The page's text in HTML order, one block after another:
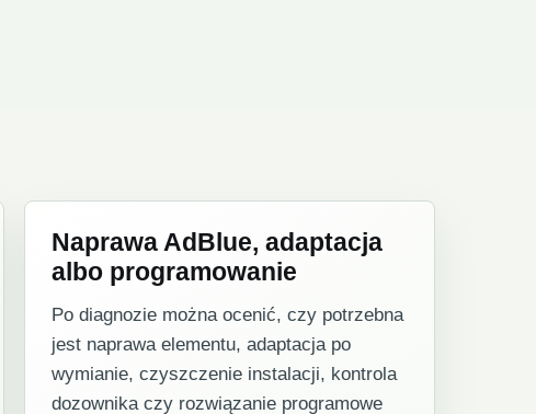
Naprawa AdBlue, adaptacja
albo programowanie
Po diagnozie można ocenić, czy potrzebna
jest naprawa elementu, adaptacja po
wymianie, czyszczenie instalacji, kontrola
dozownika czy rozwiązanie programowe